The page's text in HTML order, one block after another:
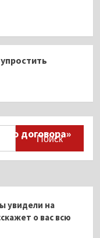
договора»
увидели на
о вас всю